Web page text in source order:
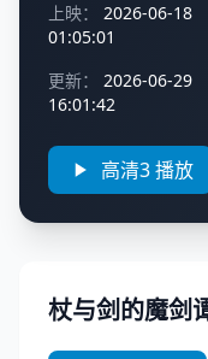
上映：
2026-06-18
01:05:01
更新：
2026-06-29
16:01:42
高清3 播放
杖与剑的魔剑